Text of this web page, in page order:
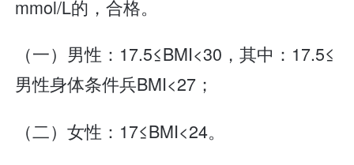
mmol/L的，合格。
（一）男性：17.5≤BMI<30，其中：17.5≤
男性身体条件兵BMI<27；
（二）女性：17≤BMI<24。